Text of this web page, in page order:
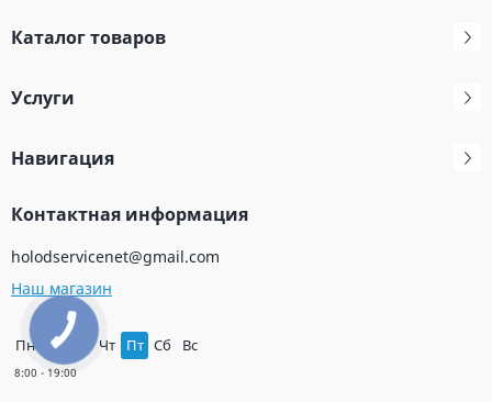
Каталог товаров
Услуги
Навигация
Контактная информация
holodservicenet@gmail.com
Наш магазин
Пн Вт Чт Пт Сб Вс